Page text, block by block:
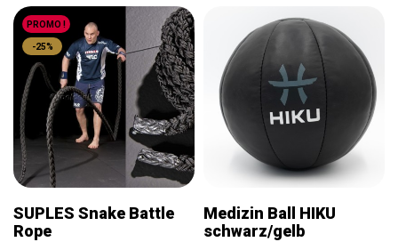
PROMO !
-25%
SUPLES Snake Battle
Rope
Medizin Ball HIKU
schwarz/gelb